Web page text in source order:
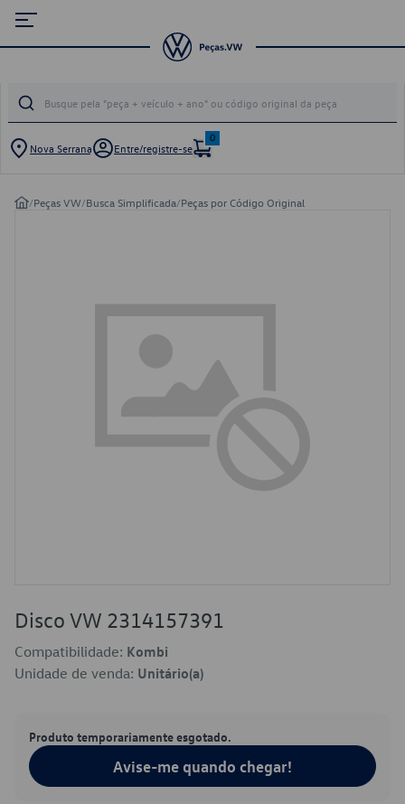
Nova Serrana Entre/registre-se
0
/Peças VW/Busca Simplificada/Peças por Código Original
Disco VW 2314157391
Compatibilidade: Kombi
Unidade de venda: Unitário(a)
Produto temporariamente esgotado.
Avise-me quando chegar!